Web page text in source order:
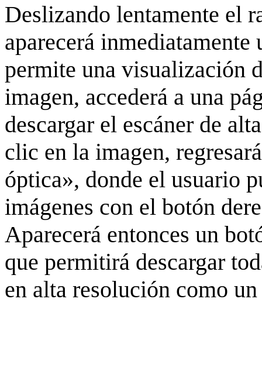
Deslizando lentamente el
aparecerá
permite una visualización
imagen, accederá a una
descargar el escáner de
clic en la imagen,
óptica», donde el usuario
imágenes con el botón
Aparecerá entonces un
que permitirá descargar
en alta resolución como